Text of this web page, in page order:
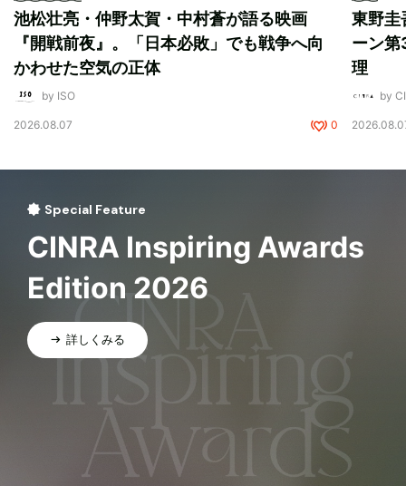
池松壮亮・仲野太賀・中村蒼が語る映画
『開戦前夜』。「日本必敗」でも戦争へ向
かわせた空気の正体
by ISO
2026.08.07 0
東野圭
ーン第
理
by
Special Feature
CINRA Inspiring Awards
Edition 2026
詳しくみる